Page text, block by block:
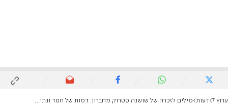
ערוץ 7 דעות מילים לזכרה של שושנה סטרוק מחברון: דמות של חסד ונתינה אינסופית